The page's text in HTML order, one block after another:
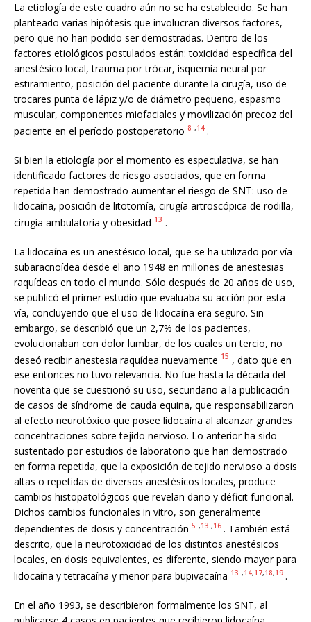
La etiología de este cuadro aún no se ha establecido. Se han
planteado varias hipótesis que involucran diversos factores,
pero que no han podido ser demostradas. Dentro de los
factores etiológicos postulados están: toxicidad específica del
anestésico local, trauma por trócar, isquemia neural por
estiramiento, posición del paciente durante la cirugía, uso de
trocares punta de lápiz y/o de diámetro pequeño, espasmo
muscular, componentes miofaciales y movilización precoz del
paciente en el período postoperatorio 8 ,14 .
Si bien la etiología por el momento es especulativa, se han
identificado factores de riesgo asociados, que en forma
repetida han demostrado aumentar el riesgo de SNT: uso de
lidocaína, posición de litotomía, cirugía artroscópica de rodilla,
cirugía ambulatoria y obesidad 13 .
La lidocaína es un anestésico local, que se ha utilizado por vía
subaracnoídea desde el año 1948 en millones de anestesias
raquídeas en todo el mundo. Sólo después de 20 años de uso,
se publicó el primer estudio que evaluaba su acción por esta
vía, concluyendo que el uso de lidocaína era seguro. Sin
embargo, se describió que un 2,7% de los pacientes,
evolucionaban con dolor lumbar, de los cuales un tercio, no
deseó recibir anestesia raquídea nuevamente 15 , dato que en
ese entonces no tuvo relevancia. No fue hasta la década del
noventa que se cuestionó su uso, secundario a la publicación
de casos de síndrome de cauda equina, que responsabilizaron
al efecto neurotóxico que posee lidocaína al alcanzar grandes
concentraciones sobre tejido nervioso. Lo anterior ha sido
sustentado por estudios de laboratorio que han demostrado
en forma repetida, que la exposición de tejido nervioso a dosis
altas o repetidas de diversos anestésicos locales, produce
cambios histopatológicos que revelan daño y déficit funcional.
Dichos cambios funcionales in vitro, son generalmente
dependientes de dosis y concentración 5 ,13 ,16 . También está
descrito, que la neurotoxicidad de los distintos anestésicos
locales, en dosis equivalentes, es diferente, siendo mayor para
lidocaína y tetracaína y menor para bupivacaína 13 ,14,17,18,19 .
En el año 1993, se describieron formalmente los SNT, al